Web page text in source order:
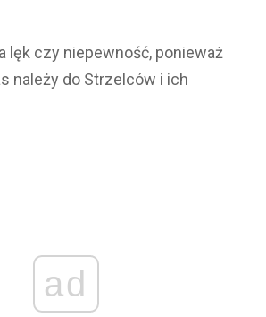
lęk czy niepewność, ponieważ
należy do Strzelców i ich
ad